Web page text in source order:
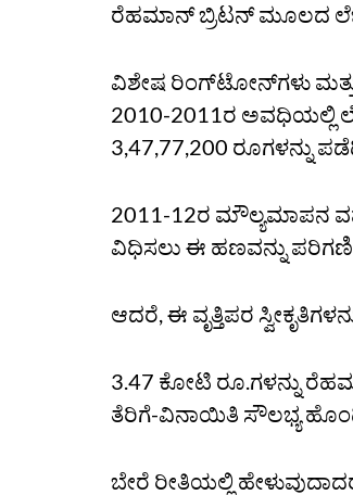
ರೆಹಮಾನ್ ಬ್ರಿಟನ್ ಮೂಲದ
ವಿಶೇಷ ರಿಂಗ್‌ಟೋನ್‌ಗಳು
2010-2011ರ ಅವಧಿಯಲ್ಲಿ
3,47,77,200 ರೂಗಳನ್ನು
2011-12ರ ಮೌಲ್ಯಮಾಪನ
ವಿಧಿಸಲು ಈ ಹಣವನ್ನು
ಆದರೆ, ಈ ವೃತ್ತಿಪರ
3.47 ಕೋಟಿ ರೂ.ಗಳನ್ನು
ತೆರಿಗೆ-ವಿನಾಯಿತಿ ಸೌಲಭ್ಯ
ಬೇರೆ ರೀತಿಯಲ್ಲಿ